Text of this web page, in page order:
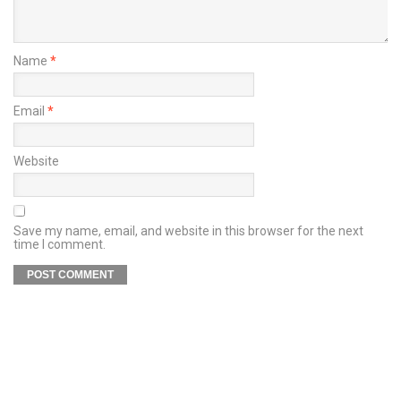
Name *
Email *
Website
Save my name, email, and website in this browser for the next
time I comment.